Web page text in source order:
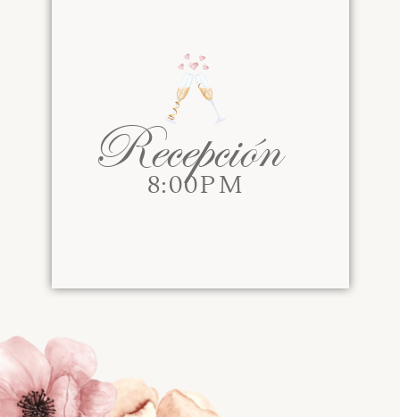
Recepción
8:00PM